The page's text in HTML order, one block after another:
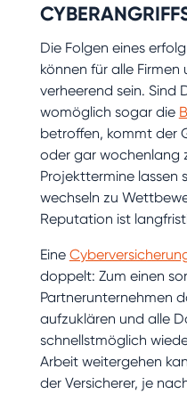
Die Folgen eines
können für alle
verheerend sein. Sind
womöglich sogar die
betroffen, kommt der
oder gar wochenlang
Projekttermine lassen
wechseln zu
Reputation ist
Eine
doppelt: Zum einen
Partnerunternehmen
aufzuklären und alle
schnellstmöglich
Arbeit weitergehen
der Versicherer, je